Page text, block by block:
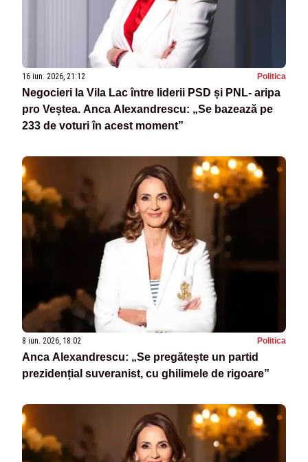
16 iun. 2026, 21:12 Politica
Negocieri la Vila Lac între liderii PSD și PNL- aripa
pro Veștea. Anca Alexandrescu: „Se bazează pe
233 de voturi în acest moment”
8 iun. 2026, 18:02 Politica
Anca Alexandrescu: „Se pregătește un partid
prezidențial suveranist, cu ghilimele de rigoare”